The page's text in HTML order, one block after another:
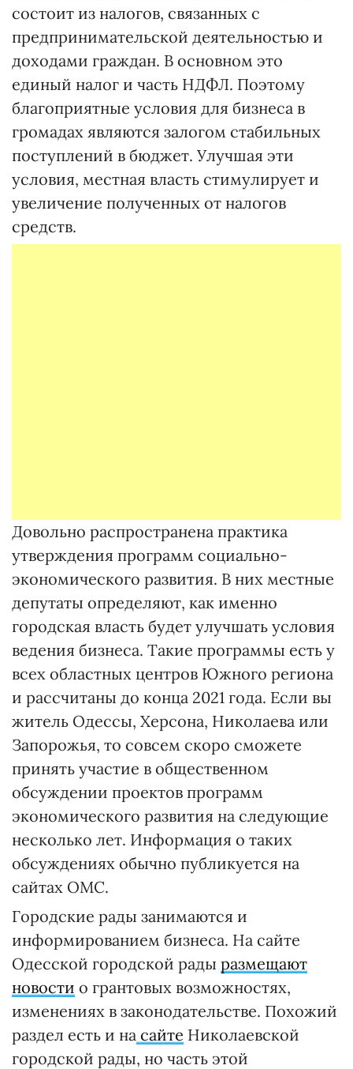
состоит из налогов, связанных с
предпринимательской деятельностью и
доходами граждан. В основном это
единый налог и часть НДФЛ. Поэтому
благоприятные условия для бизнеса в
громадах являются залогом стабильных
поступлений в бюджет. Улучшая эти
условия, местная власть стимулирует и
увеличение полученных от налогов
средств.
Довольно распространена практика
утверждения программ социально-
экономического развития. В них местные
депутаты определяют, как именно
городская власть будет улучшать условия
ведения бизнеса. Такие программы есть у
всех областных центров Южного региона
и рассчитаны до конца 2021 года. Если вы
житель Одессы, Херсона, Николаева или
Запорожья, то совсем скоро сможете
принять участие в общественном
обсуждении проектов программ
экономического развития на следующие
несколько лет. Информация о таких
обсуждениях обычно публикуется на
сайтах ОМС.
Городские рады занимаются и
информированием бизнеса. На сайте
Одесской городской рады размещают
новости о грантовых возможностях,
изменениях в законодательстве. Похожий
раздел есть и на сайте Николаевской
городской рады, но часть этой